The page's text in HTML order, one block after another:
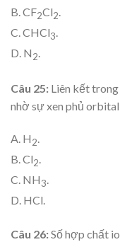
B. CF2Cl2
C. CHCl3
D. N2.
Câu 25: Liên kết
nhờ sự xen phủ orbital
A. H2
B. Cl2.
C. NH3.
D. HCl.
Câu 26:Số hợp chất